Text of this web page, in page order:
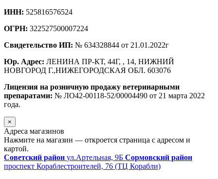
ИНН: 525816576524
ОГРН: 322527500007224
Свидетельство ИП: № 634328844 от 21.01.2022г
Юр. Адрес: ЛЕНИНА ПР-КТ, 44Г, , 14, НИЖНИЙ
НОВГОРОД Г.,НИЖЕГОРОДСКАЯ ОБЛ. 603076
Лицензия на розничную продажу ветеринарными
препаратами: № ЛО42-00118-52/00004490 от 21 марта 2022
года.
×
Адреса магазинов
Нажмите на магазин — откроется страница с адресом и
картой.
Советский район ул.Артельная, 9Б Сормовский район
проспект Кораблестроителей, 76 (ТЦ Корабли)